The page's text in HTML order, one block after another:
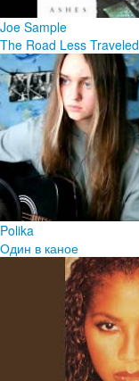
Joe Sample
The Road Less Traveled
Polika
Один в каное